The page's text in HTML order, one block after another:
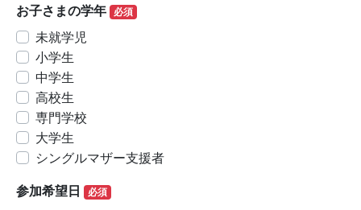
お子さまの学年 必須
未就学児
小学生
中学生
高校生
専門学校
大学生
シングルマザー支援者
参加希望日 必須